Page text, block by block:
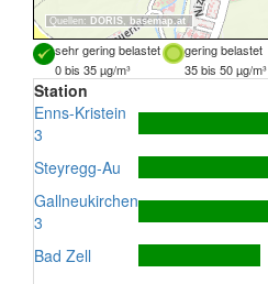
Quellen: DORIS, basemap.at
sehr gering belastet gering belastet
0 bis 35 µg/m³
35 bis 50 µg/m³
Station
Enns-Kristein
3
Steyregg-Au
Gallneukirchen
3
Bad Zell